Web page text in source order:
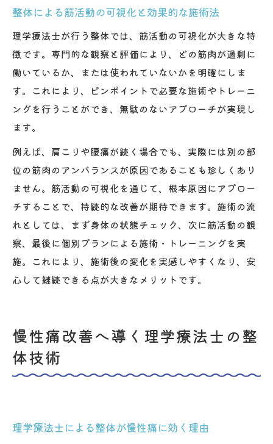
整体による筋活動の可視化と効果的な施術法
理学療法士が行う整体では、筋活動の可視化が大きな特
徴です。専門的な観察と評価により、どの筋肉が過剰に
働いているか、または使われていないかを明確にしま
す。これにより、ピンポイントで必要な施術やトレーニ
ングを行うことができ、無駄のないアプローチが実現し
ます。
例えば、肩こりや腰痛が続く場合でも、実際には別の部
位の筋肉のアンバランスが原因であることも珍しくあり
ません。筋活動の可視化を通じて、根本原因にアプロー
チすることで、持続的な改善が期待できます。施術の流
れとしては、まず身体の状態チェック、次に筋活動の観
察、最後に個別プランによる施術・トレーニングを実
施。これにより、施術後の変化を実感しやすくなり、安
心して継続できる点が大きなメリットです。
慢性痛改善へ導く理学療法士の整
体技術
理学療法士による整体が慢性痛に効く理由